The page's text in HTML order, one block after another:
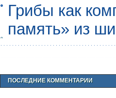
Грибы как
память» из
ПОСЛЕДНИЕ КОММЕНТАРИИ